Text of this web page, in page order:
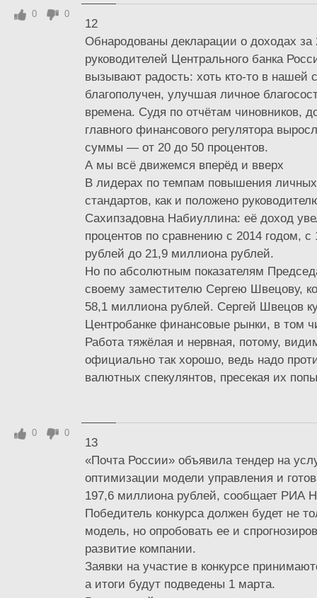
12
Обнародованы декларации о доходах за
руководителей Центрального банка
вызывают радость: хоть кто-то в нашей
благополучен, улучшая личное
времена. Судя по отчётам чиновников,
главного финансового регулятора
суммы — от 20 до 50 процентов.
А мы всё движемся вперёд и вверх
В лидерах по темпам повышения
стандартов, как и положено
Сахипзадовна Набиуллина: её доход
процентов по сравнению с 2014 годом,
рублей до 21,9 миллиона рублей.
Но по абсолютным показателям
своему заместителю Сергею Швецову,
58,1 миллиона рублей. Сергей Швецов
Центробанке финансовые рынки, в том
Работа тяжёлая и нервная, потому,
официально так хорошо, ведь надо
валютных спекулянтов, пресекая их
0 0
13
«Почта России» объявила тендер на
оптимизации модели управления и
197,6 миллиона рублей, сообщает РИА
Победитель конкурса должен будет не
модель, но опробовать ее и
развитие компании.
Заявки на участие в конкурсе
а итоги будут подведены 1 марта.
0 0